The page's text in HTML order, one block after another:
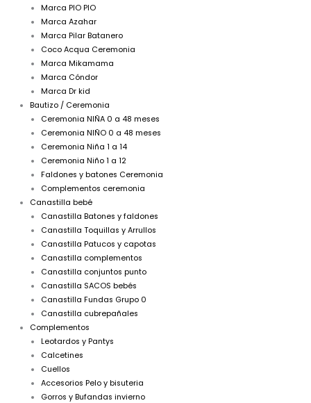
Marca PIO PIO
Marca Azahar
Marca Pilar Batanero
Coco Acqua Ceremonia
Marca Mikamama
Marca Cóndor
Marca Dr kid
Bautizo / Ceremonia
Ceremonia NIÑA 0 a 48 meses
Ceremonia NIÑO 0 a 48 meses
Ceremonia Niña 1 a 14
Ceremonia Niño 1 a 12
Faldones y batones Ceremonia
Complementos ceremonia
Canastilla bebé
Canastilla Batones y faldones
Canastilla Toquillas y Arrullos
Canastilla Patucos y capotas
Canastilla complementos
Canastilla conjuntos punto
Canastilla SACOS bebés
Canastilla Fundas Grupo 0
Canastilla cubrepañales
Complementos
Leotardos y Pantys
Calcetines
Cuellos
Accesorios Pelo y bisuteria
Gorros y Bufandas invierno